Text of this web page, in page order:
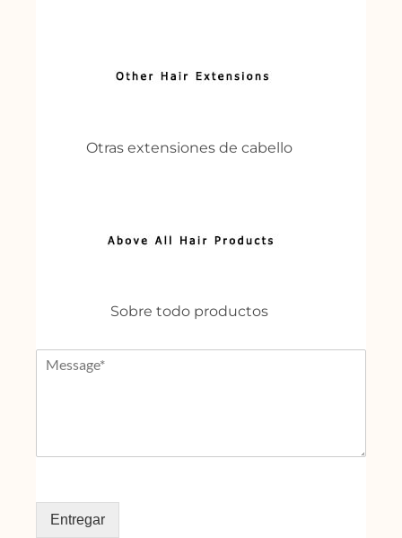
Otras extensiones de cabello
Sobre todo productos
Entregar